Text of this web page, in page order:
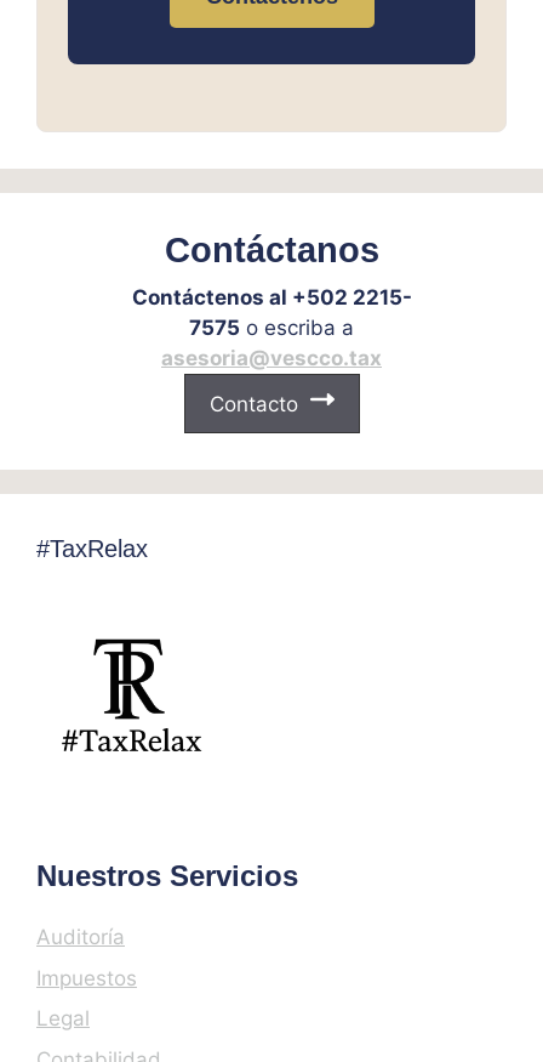
Contáctanos
Contáctenos al +502 2215-
7575 o escriba a
asesoria@vescco.tax
Contacto
#TaxRelax
Nuestros Servicios
Auditoría
Impuestos
Legal